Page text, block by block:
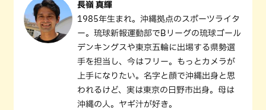
長嶺 真輝
1985年生まれ。沖縄拠点のスポーツライタ
ー。琉球新報運動部でBリーグの琉球ゴール
デンキングスや東京五輪に出場する県勢選
手を担当し、今はフリー。もっとカメラが
上手になりたい。名字と顔で沖縄出身と思
われるけど、実は東京の日野市出身。母は
沖縄の人。ヤギ汁が好き。